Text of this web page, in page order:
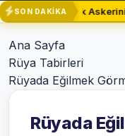
SON DAKİKATürk
Ana Sayfa
Rüya Tabirleri
Rüyada Eğilmek
Rüyada